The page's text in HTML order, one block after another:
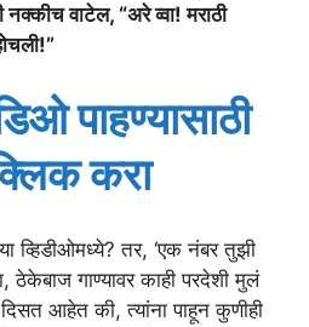
नक्कीच वाटेल, “अरे व्वा! मराठी
पाहण्यासाठी
करा
व्हिडीओमध्ये? तर, ‘एक नंबर तुझी
ठेकेबाज गाण्यावर काही परदेशी मुलं
आहेत की, त्यांना पाहून कुणीही